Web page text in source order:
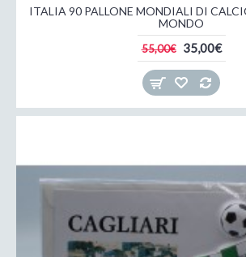
ITALIA 90 PALLONE MONDIALI DI
MONDO
55,00€ 35,00€